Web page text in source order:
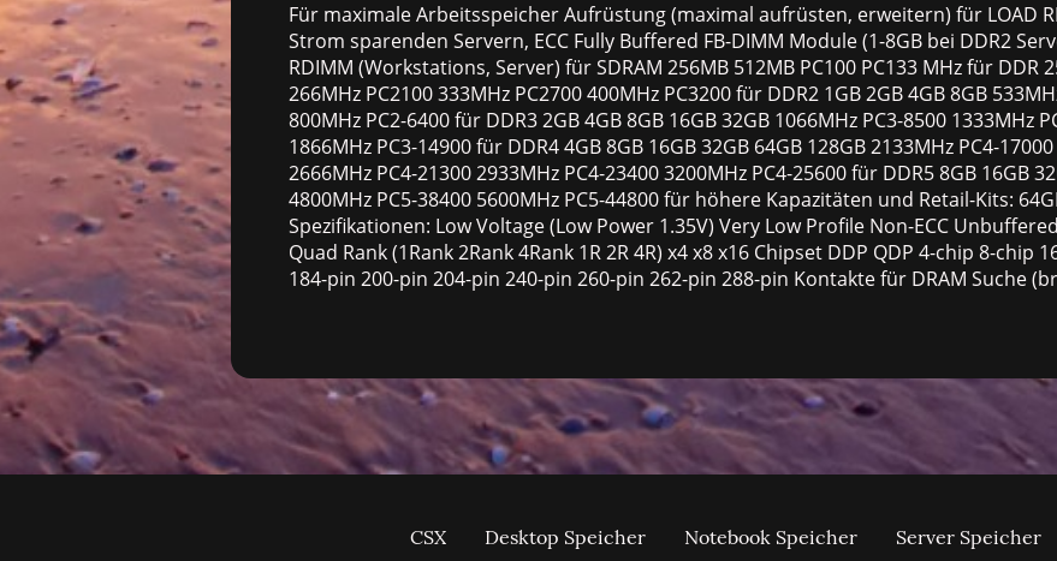
Für maximale Arbeitsspeicher Aufrüstung (maximal aufrüsten, erweitern) für LOAD
Strom sparenden Servern, ECC Fully Buffered FB-DIMM Module (1-8GB bei DDR2
RDIMM (Workstations, Server) für SDRAM 256MB 512MB PC100 PC133 MHz für DDR
266MHz PC2100 333MHz PC2700 400MHz PC3200 für DDR2 1GB 2GB 4GB 8GB
800MHz PC2-6400 für DDR3 2GB 4GB 8GB 16GB 32GB 1066MHz PC3-8500 1333MHz
1866MHz PC3-14900 für DDR4 4GB 8GB 16GB 32GB 64GB 128GB 2133MHz PC4-
2666MHz PC4-21300 2933MHz PC4-23400 3200MHz PC4-25600 für DDR5 8GB 16GB
4800MHz PC5-38400 5600MHz PC5-44800 für höhere Kapazitäten und Retail-Kits:
Spezifikationen: Low Voltage (Low Power 1.35V) Very Low Profile Non-ECC
Quad Rank (1Rank 2Rank 4Rank 1R 2R 4R) x4 x8 x16 Chipset DDP QDP 4-chip 8-chip
184-pin 200-pin 204-pin 240-pin 260-pin 262-pin 288-pin Kontakte für DRAM Suche
CSX Desktop Speicher Notebook Speicher Server Speicher